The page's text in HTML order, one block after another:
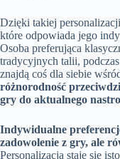
Dzięki takiej
które odpowiada jego
Osoba preferująca
tradycyjnych talii,
znajdą coś dla siebie
różnorodność
gry do aktualnego
Indywidualne
zadowolenie z gry, ale
Personalizacja staje się